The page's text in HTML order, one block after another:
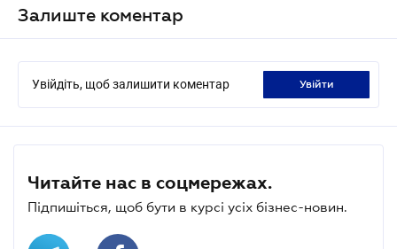
Залиште коментар
Увійдіть, щоб залишити коментар увійти
Читайте нас в соцмережах.
Підпишіться, щоб бути в курсі усіх бізнес-новин.